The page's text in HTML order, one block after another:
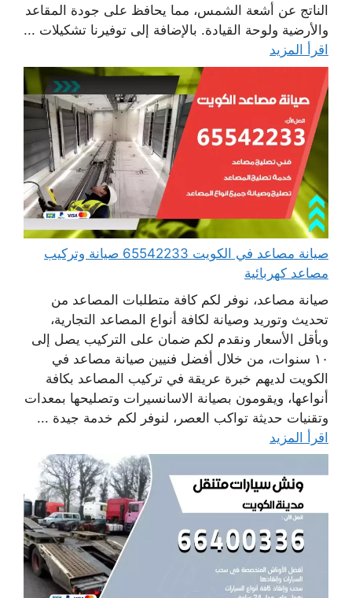
الناتج عن أشعة الشمس، مما يحافظ على جودة المقاعد
والأرضية ولوحة القيادة. بالإضافة إلى توفيرنا تشكيلات ...
اقرأ المزيد
صيانة مصاعد في الكويت 65542233 صيانة وتركيب
مصاعد كهربائية
صيانة مصاعد، نوفر لكم كافة متطلبات المصاعد من
تحديث وتوريد وصيانة لكافة أنواع المصاعد التجارية،
وبأقل الأسعار ونقدم لكم ضمان على التركيب يصل إلى
١٠ سنوات، من خلال أفضل فنيين صيانة مصاعد في
الكويت لديهم خبرة عريقة في تركيب المصاعد بكافة
أنواعها، ويقومون بصيانة الاسانسيرات وتصليحها بمعدات
وتقنيات حديثة تواكب العصر، لنوفر لكم خدمة جيدة ...
اقرأ المزيد